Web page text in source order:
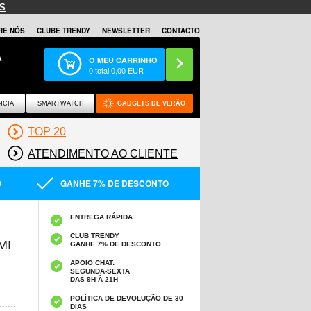
NÓS CLUBE TRENDY NEWSLETTER CONTACTO
O MEU CARRINHO
0total0,00 EUR
SMARTWATCH GADGETS DE VERÃO
TOP 20
ATENDIMENTO AO CLIENTE
GANHE 7% DE DESCONTO
ENTREGA RÁPIDA
CLUB TRENDY
GANHE 7% DE DESCONTO
APOIO CHAT:
SEGUNDA-SEXTA
DAS 9H À 21H
POLÍTICA DE DEVOLUÇÃO DE 30
DIAS